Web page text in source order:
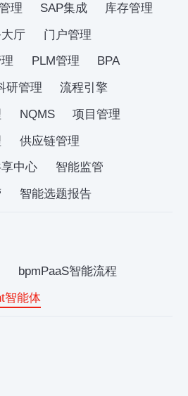
理 SAP集成
库存管理
厅
门户管理
PLM管理
BPA
研管理
流程引擎
NQMS
项目管理
供应链管理
中心
智能监管
智能选题报告
bpmPaaS智能流程
智能体